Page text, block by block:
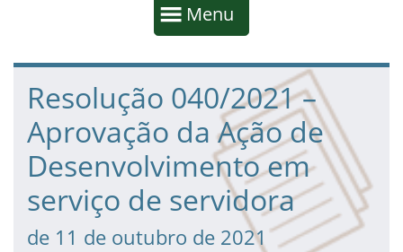
Mostrar
Menu
Fim da navegação
Início do conteúdo
Resolução 040/2021 –
Aprovação da Ação de
Desenvolvimento em
serviço de servidora
de 11 de outubro de 2021